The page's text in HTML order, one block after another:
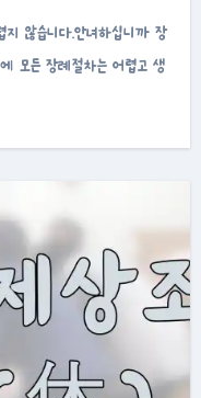
모든 장례절차는 어렵고 생